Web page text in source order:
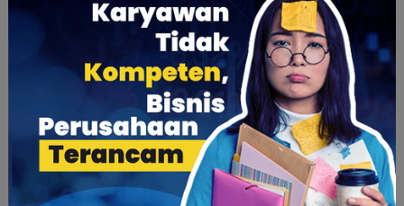
Maya Martha
Bagikan artikel ini:
Artikel Terbaru